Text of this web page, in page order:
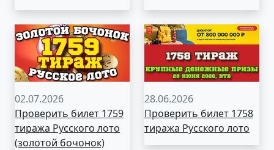
02.07.2026
Проверить билет 1759
тиража Русского лото
(золотой бочонок)
28.06.2026
Проверить билет 1758
тиража Русского лото